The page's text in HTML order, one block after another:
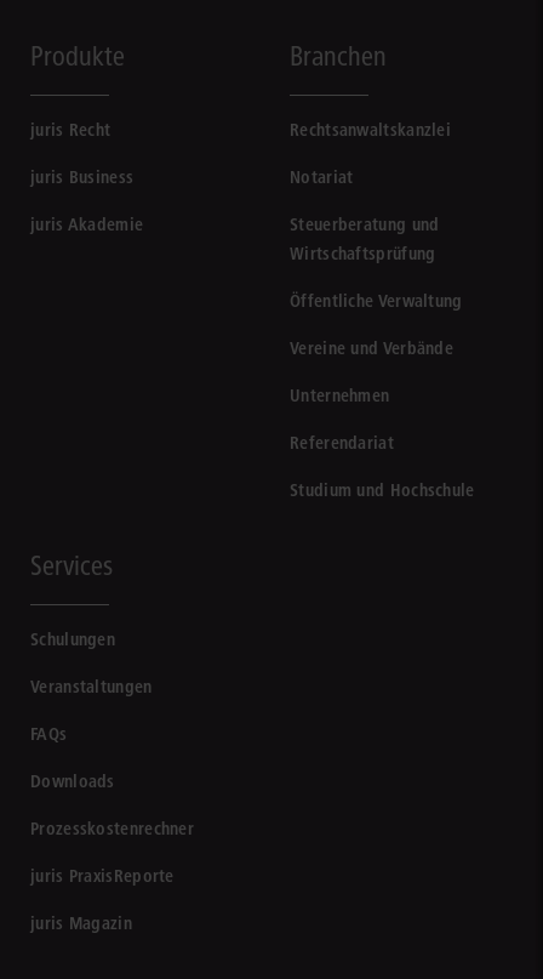
Produkte
juris Recht
juris Business
juris Akademie
Branchen
Rechtsanwaltskanzlei
Notariat
Steuerberatung und
Wirtschaftsprüfung
Öffentliche Verwaltung
Vereine und Verbände
Unternehmen
Referendariat
Studium und Hochschule
Services
Schulungen
Veranstaltungen
FAQs
Downloads
Prozesskostenrechner
juris PraxisReporte
juris Magazin